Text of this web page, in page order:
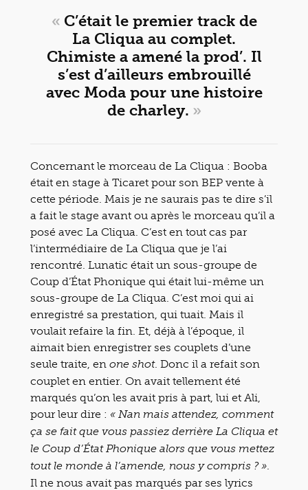
« C’était le premier track de
La Cliqua au complet.
Chimiste a amené la prod’. Il
s’est d’ailleurs embrouillé
avec Moda pour une histoire
de charley. »
Concernant le morceau de La Cliqua : Booba
était en stage à Ticaret pour son BEP vente à
cette période. Mais je ne saurais pas te dire s’il
a fait le stage avant ou après le morceau qu’il a
posé avec La Cliqua. C’est en tout cas par
l’intermédiaire de La Cliqua que je l’ai
rencontré. Lunatic était un sous-groupe de
Coup d’État Phonique qui était lui-même un
sous-groupe de La Cliqua. C’est moi qui ai
enregistré sa prestation, qui tuait. Mais il
voulait refaire la fin. Et, déjà à l’époque, il
aimait bien enregistrer ses couplets d’une
seule traite, en one shot. Donc il a refait son
couplet en entier. On avait tellement été
marqués qu’on les avait pris à part, lui et Ali,
pour leur dire : « Nan mais attendez, comment
ça se fait que vous passiez derrière La Cliqua et
le Coup d’État Phonique alors que vous mettez
tout le monde à l’amende, nous y compris ? »
Il ne nous avait pas marqués par ses lyrics